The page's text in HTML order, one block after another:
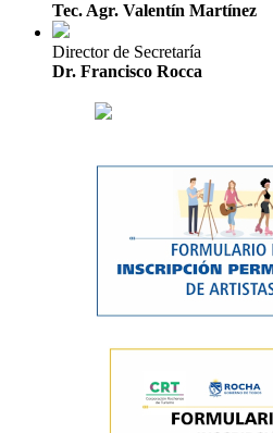
Tec. Agr. Valentín Martínez
Director de Secretaría
Dr. Francisco Rocca